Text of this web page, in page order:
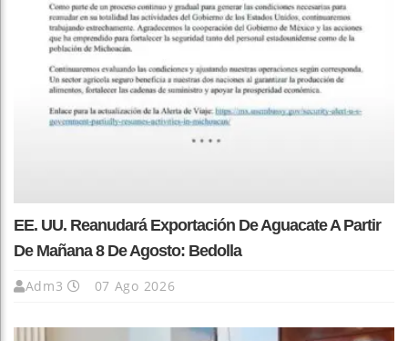
EE. UU. Reanudará Exportación De Aguacate A Partir
De Mañana 8 De Agosto: Bedolla
Adm3 07 Ago 2026